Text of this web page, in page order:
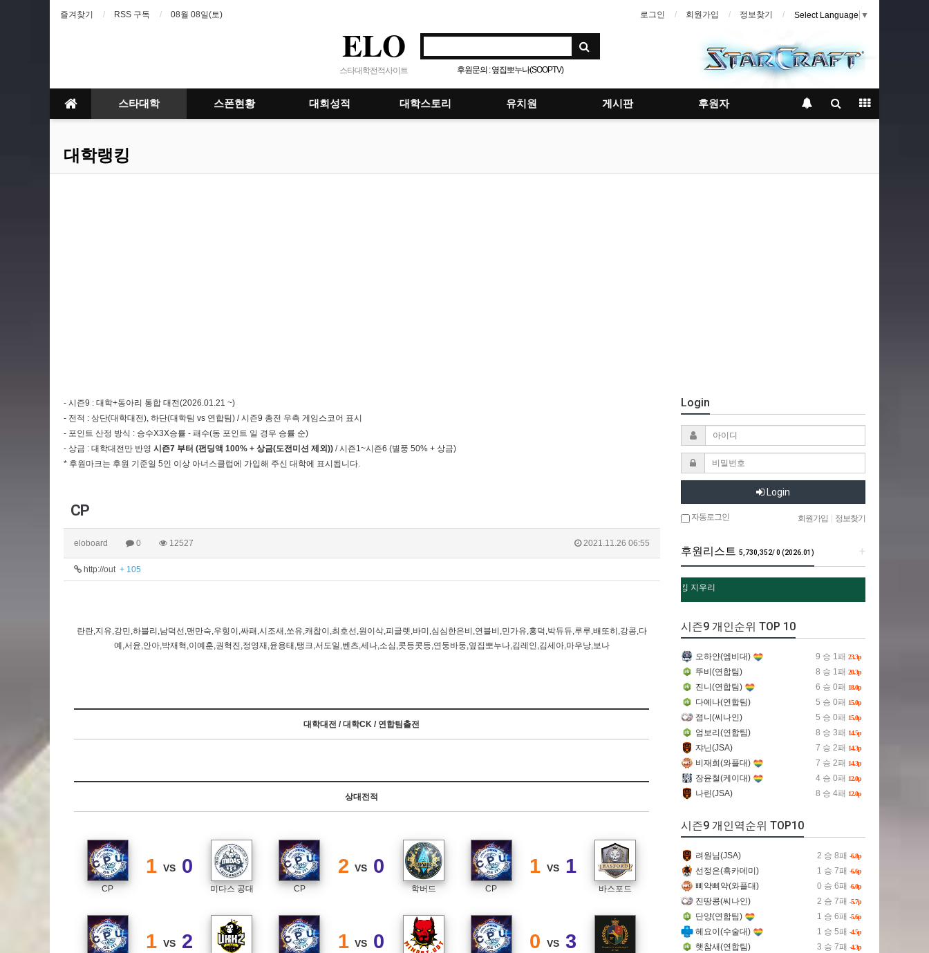
즐겨찾기 RSS 구독 08월 08일(토) 로그인 회원가입 정보찾기 Select Language ▼
ELO
스타대학전적사이트 후원문의 : 옆집뽀누나(SOOPTV)
스타대학 스폰현황 대회성적 대학스토리 유치원 게시판 후원자
대학랭킹
- 시즌9 : 대학+동아리 통합 대전(2026.01.21 ~)
- 전적 : 상단(대학대전), 하단(대학팀 vs 연합팀) / 시즌9 총전 우측 게임스코어 표시
- 포인트 산정 방식 : 승수X3X승률 - 패수(동 포인트 일 경우 승률 순)
- 상금 : 대학대전만 반영 시즌7 부터 (펀딩액 100% + 상금(도전미션 제외)) / 시즌1~시즌6 (별풍 50% + 상금)
* 후원마크는 후원 기준일 5인 이상 아너스클럽에 가입해 주신 대학에 표시됩니다.
CP
eloboard 0 12527 2021.11.26 06:55
http://out + 105
란란,지유,강민,하블리,남덕선,맨만숙,우힝이,싸패,시조새,쏘유,캐찹이,최호선,원이삭,피글렛,바미,심심한은비,연블비,민가유,홍덕,박듀듀,루루,배또히,강콩,다
예,서윤,안아,박재혁,이예훈,권혁진,정영재,윤용태,탱크,서도일,벤츠,세나,소심,콧등콧등,연둥바둥,옆집뽀누나,김레인,김세아,마우낭,보나
대학대전 / 대학CK / 연합팀출전
상대전적
CP
1 VS 0
미다스 공대 CP
2 VS 0
학버드 CP
1 VS 1
바스포드
1 VS 2 1 VS 0 0 VS 3
Login
Login
자동로그인 회원가입 | 정보찾기
+
후원리스트 5,730,352/ 0 (2026.01)
08월후원 : 찌킹 지우리
시즌9 개인순위 TOP 10
9 승 1패 23.3p
오하얀(엠비대)
8 승 1패 20.3p
뚜비(연합팀)
6 승 0패 18.0p
진니(연합팀)
5 승 0패 15.0p
다예나(연합팀)
5 승 0패 15.0p
졈니(씨나인)
8 승 3패 14.5p
엄보리(연합팀)
7 승 2패 14.3p
쟈닌(JSA)
7 승 2패 14.3p
비재희(와플대)
4 승 0패 12.0p
장윤철(케이대)
8 승 4패 12.0p
나린(JSA)
시즌9 개인역순위 TOP10
2 승 8패 -6.8p
려원님(JSA)
1 승 7패 -6.6p
선정은(흑카데미)
0 승 6패 -6.0p
삐약삐약(와플대)
2 승 7패 -5.7p
진땅콩(씨나인)
1 승 6패 -5.6p
단양(연합팀)
1 승 5패 -4.5p
헤요이(수술대)
3 승 7패 -4.3p
햇참새(연합팀)